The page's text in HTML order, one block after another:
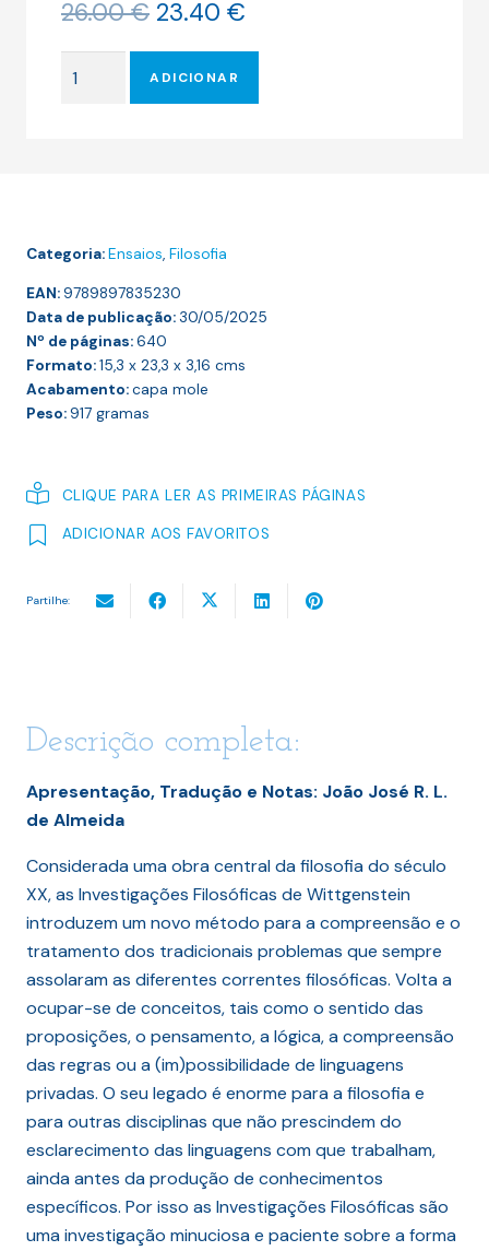
26.00€ O
original
era:
26.00 €.
23.40 €
atual
23.40 €.
ADICIONAR
Categoria:Ensaios, Filosofia
EAN:9789897835230
Data de publicação:30/05/2025
Nº de páginas:640
Formato:15,3 x 23,3 x 3,16 cms
Acabamento:capa mole
Peso:917 gramas
CLIQUE PARA LER AS PRIMEIRAS PÁGINAS
ADICIONAR AOS FAVORITOS
Partilhe:
Descrição completa:
Apresentação, Tradução e Notas: João José R. L.
de Almeida
Considerada uma obra central da filosofia do século
XX, as Investigações Filosóficas de Wittgenstein
introduzem um novo método para a compreensão e o
tratamento dos tradicionais problemas que sempre
assolaram as diferentes correntes filosóficas. Volta a
ocupar-se de conceitos, tais como o sentido das
proposições, o pensamento, a lógica, a compreensão
das regras ou a (im)possibilidade de linguagens
privadas. O seu legado é enorme para a filosofia e
para outras disciplinas que não prescindem do
esclarecimento das linguagens com que trabalham,
ainda antes da produção de conhecimentos
específicos. Por isso as Investigações Filosóficas são
uma investigação minuciosa e paciente sobre a forma